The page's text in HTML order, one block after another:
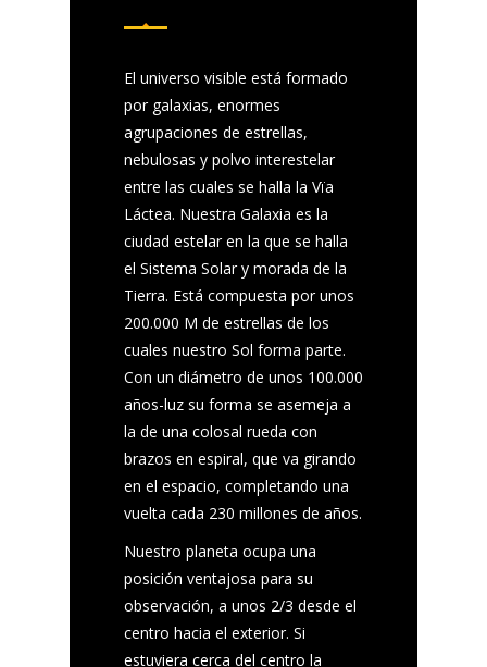
El universo visible está formado
por galaxias, enormes
agrupaciones de estrellas,
nebulosas y polvo interestelar
entre las cuales se halla la Vïa
Láctea. Nuestra Galaxia es la
ciudad estelar en la que se halla
el Sistema Solar y morada de la
Tierra. Está compuesta por unos
200.000 M de estrellas de los
cuales nuestro Sol forma parte.
Con un diámetro de unos 100.000
años-luz su forma se asemeja a
la de una colosal rueda con
brazos en espiral, que va girando
en el espacio, completando una
vuelta cada 230 millones de años.
Nuestro planeta ocupa una
posición ventajosa para su
observación, a unos 2/3 desde el
centro hacia el exterior. Si
estuviera cerca del centro la